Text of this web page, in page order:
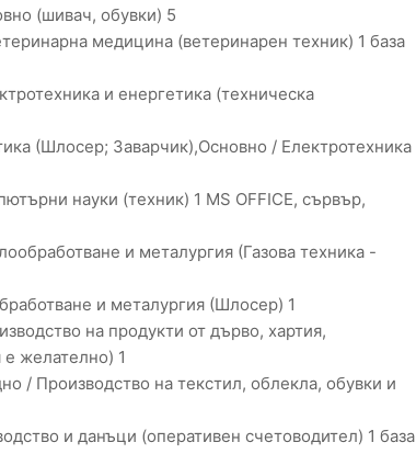
(шивач, обувки) 5
медицина (ветеринарен техник) 1 база
и енергетика (техническа
(Шлосер; Заварчик),Основно / Електротехника
науки (техник) 1 MS OFFICE, сървър,
и металургия (Газова техника -
и металургия (Шлосер) 1
на продукти от дърво, хартия,
желателно) 1
/ Производство на текстил, облекла, обувки и
и данъци (оперативен счетоводител) 1 база